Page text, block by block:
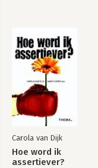
Selfie
Bekijk alle boeken
Carola van Dijk
Hoe word ik
assertiever?